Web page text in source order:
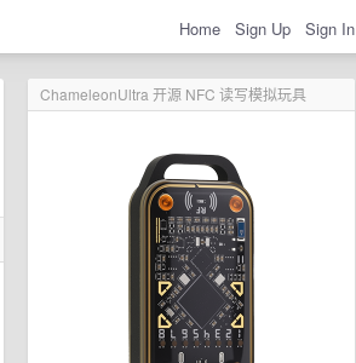
Home Sign Up Sign In
ChameleonUltra 开源 NFC 读写模拟玩具